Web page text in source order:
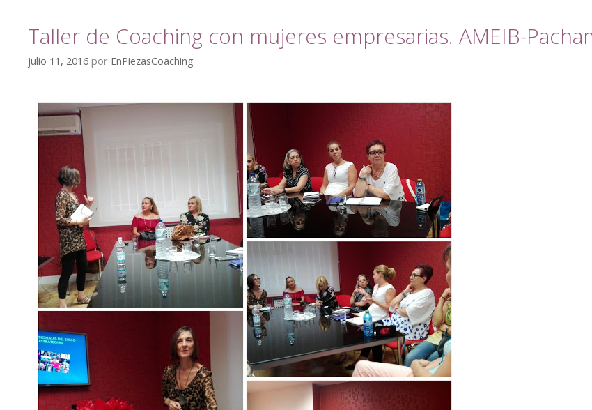
Taller de Coaching con mujeres empresarias. AMEIB-
julio 11, 2016 por EnPiezasCoaching